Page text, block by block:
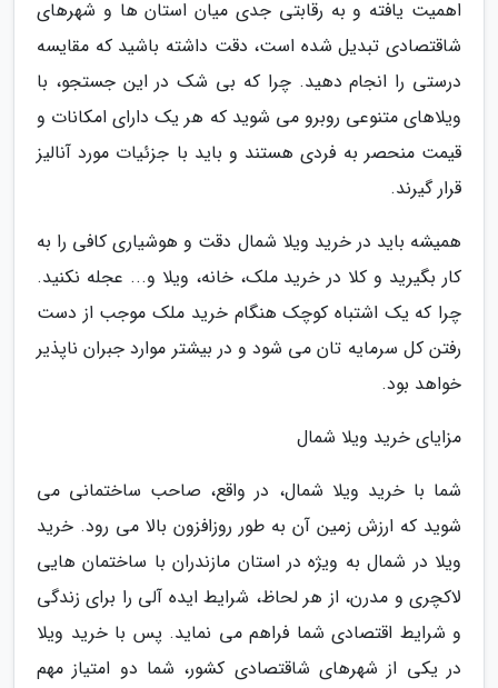
اهمیت یافته و به رقابتی جدی میان استان ها و شهرهای
شاقتصادی تبدیل شده است، دقت داشته باشید که مقایسه
درستی را انجام دهید. چرا که بی شک در این جستجو، با
ویلاهای متنوعی روبرو می شوید که هر یک دارای امکانات و
قیمت منحصر به فردی هستند و باید با جزئیات مورد آنالیز
قرار گیرند.
همیشه باید در خرید ویلا شمال دقت و هوشیاری کافی را به
کار بگیرید و کلا در خرید ملک، خانه، ویلا و... عجله نکنید.
چرا که یک اشتباه کوچک هنگام خرید ملک موجب از دست
رفتن کل سرمایه تان می شود و در بیشتر موارد جبران ناپذیر
خواهد بود.
مزایای خرید ویلا شمال
شما با خرید ویلا شمال، در واقع، صاحب ساختمانی می
شوید که ارزش زمین آن به طور روزافزون بالا می رود. خرید
ویلا در شمال به ویژه در استان مازندران با ساختمان هایی
لاکچری و مدرن، از هر لحاظ، شرایط ایده آلی را برای زندگی
و شرایط اقتصادی شما فراهم می نماید. پس با خرید ویلا
در یکی از شهرهای شاقتصادی کشور، شما دو امتیاز مهم